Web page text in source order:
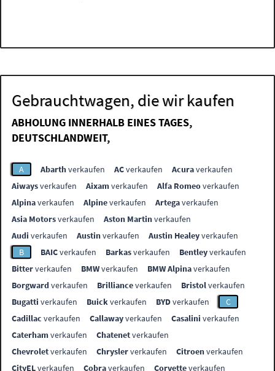
Gebrauchtwagen, die wir kaufen
ABHOLUNG INNERHALB EINES TAGES,
DEUTSCHLANDWEIT,
A Abarthverkaufen ACverkaufen Acuraverkaufen
Aiwaysverkaufen Aixamverkaufen Alfa Romeoverkaufen
Alpinaverkaufen Alpineverkaufen Artegaverkaufen
Asia Motorsverkaufen Aston Martinverkaufen
Audi verkaufen Austinverkaufen Austin Healeyverkaufen
B
BAICverkaufen Barkasverkaufen Bentleyverkaufen
Bitterverkaufen BMWverkaufen BMW Alpinaverkaufen
Borgwardverkaufen Brillianceverkaufen Bristolverkaufen
Bugatti verkaufen Buickverkaufen BYDverkaufen
C
Cadillac verkaufen Callawayverkaufen Casalini verkaufen
Caterhamverkaufen Chatenetverkaufen
Chevroletverkaufen Chryslerverkaufen Citroenverkaufen
CityELverkaufen Cobraverkaufen Corvetteverkaufen